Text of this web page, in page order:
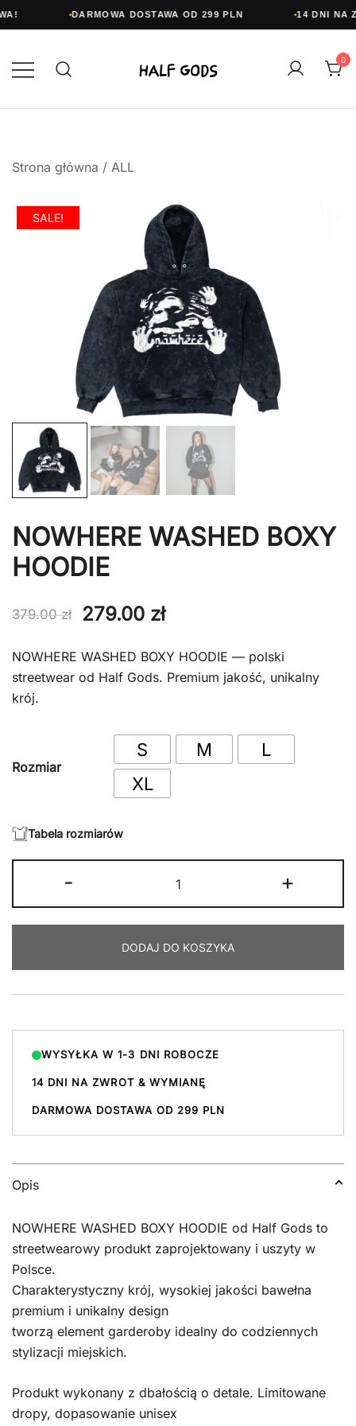
DARMOWA DOSTAWA OD 299 PLN 14 DNI NA
do
treści
0
Strona główna / ALL
SALE!
NOWHERE WASHED BOXY
HOODIE
379.00zł
Pierwotna
wynosiła:
279.00 złAktualna
wynosi:
NOWHERE WASHED BOXY HOODIE — polski
streetwear od Half Gods. Premium jakość, unikalny
krój.
Rozmiar
S M
L
XL
Tabela rozmiarów
-
NOWHERE
WASHED
HOODIE
+
DODAJ DO KOSZYKA
WYSYŁKA W 1-3 DNI ROBOCZE
14 DNI NA ZWROT & WYMIANĘ
DARMOWA DOSTAWA OD 299 PLN
Opis
NOWHERE WASHED BOXY HOODIE od Half Gods to
streetwearowy produkt zaprojektowany i uszyty w
Polsce.
Charakterystyczny krój, wysokiej jakości bawełna
premium i unikalny design
tworzą element garderoby idealny do codziennych
stylizacji miejskich.
Produkt wykonany z dbałością o detale. Limitowane
dropy, dopasowanie unisex